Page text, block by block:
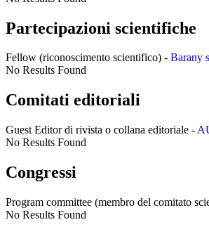
Partecipazioni scientifiche
Fellow (riconoscimento scientifico) - Barany
No Results Found
Comitati editoriali
Guest Editor di rivista o collana editoriale -
No Results Found
Congressi
Program committee (membro del comitato
No Results Found